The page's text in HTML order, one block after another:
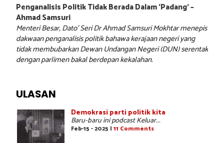
Penganalisis Politik Tidak Berada Dalam ‘Padang’ –
Ahmad Samsuri
Menteri Besar, Dato’ Seri Dr Ahmad Samsuri Mokhtar menepis
dakwaan penganalisis politik bahawa kerajaan negeri yang
tidak membubarkan Dewan Undangan Negeri (DUN) serentak
dengan parlimen bakal berdepan kekalahan.
ULASAN
Demokrasi parti politik kita
Baru-baru ini podcast Keluar...
Feb-15 - 2025 | 11 Comments